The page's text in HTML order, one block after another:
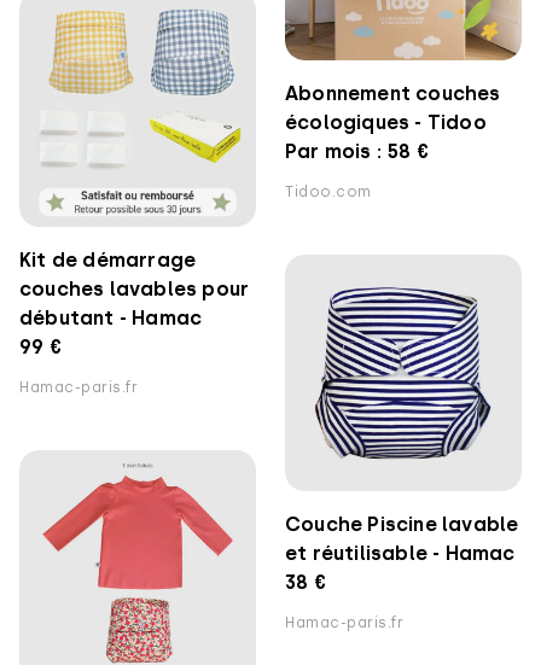
Abonnement couches
écologiques - Tidoo
Par mois : 58 €
Tidoo.com
Kit de démarrage
couches lavables pour
débutant - Hamac
99 €
Hamac-paris.fr
Couche Piscine lavable
et réutilisable - Hamac
38 €
Hamac-paris.fr